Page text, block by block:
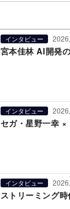
インタビュー
宮本佳林 AI開発
インタビュー
セガ・星野一幸
インタビュー
ストリーミング